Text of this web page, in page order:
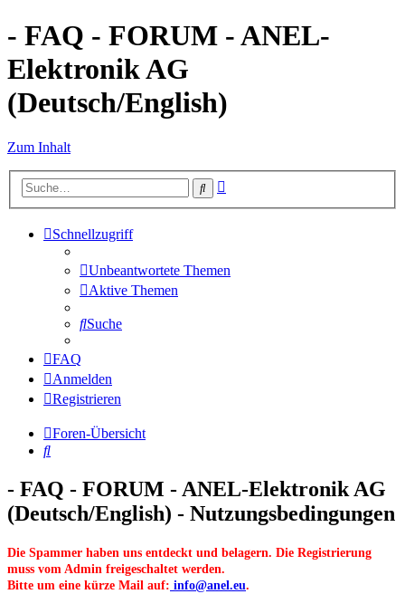
- FAQ - FORUM - ANEL-
Elektronik AG
(Deutsch/English)
Zum Inhalt
Suche
Schnellzugriff
Unbeantwortete Themen
Aktive Themen
Suche
FAQ
Anmelden
Registrieren
Foren-Übersicht
Suche
- FAQ - FORUM - ANEL-Elektronik AG
(Deutsch/English) - Nutzungsbedingungen
Die Spammer haben uns entdeckt und belagern. Die Registrierung
muss vom Admin freigeschaltet werden.
Bitte um eine kürze Mail auf: info@anel.eu.